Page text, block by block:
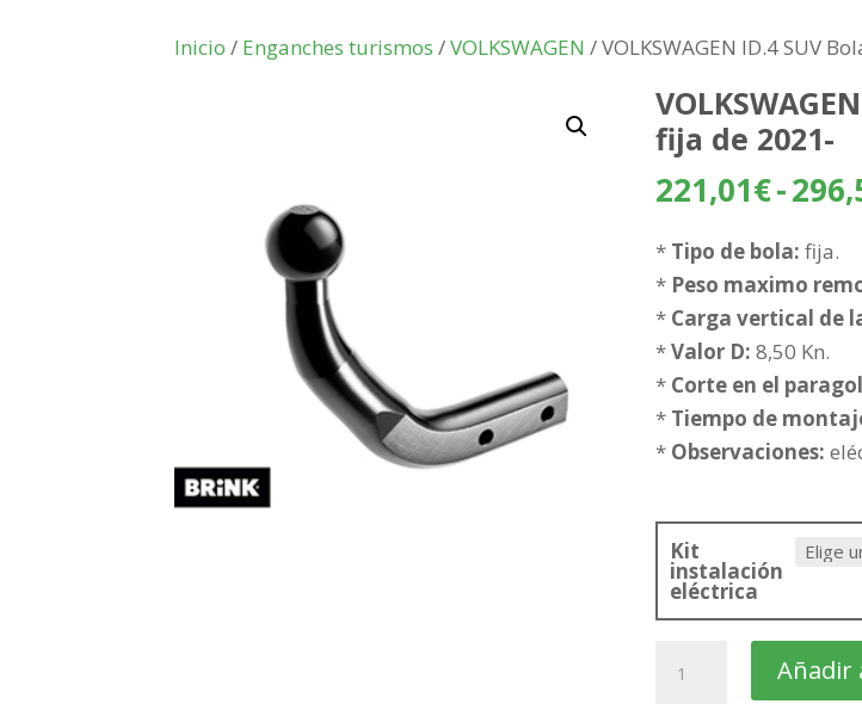
Inicio / Enganches turismos /VOLKSWAGEN / VOLKSWAGEN ID.4 SUV
fija de 2021-
221,01€-
* Tipo de bola: fija.
* Peso maximo
* Carga vertical de
*Valor D: 8,50 Kn.
* Corte en el
* Tiempo de
* Observaciones:
Kit
instalación
eléctrica
VOLKSWAGEN
ID.4
Añadir